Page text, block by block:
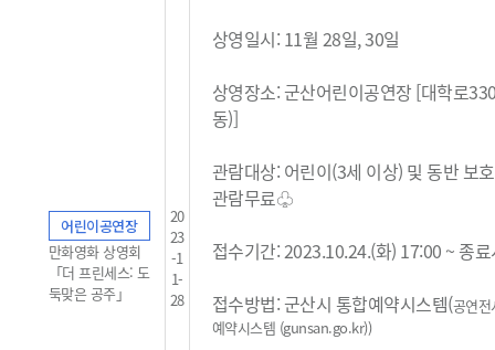
어린이공연장
만화영화 상영회
「더 프린세스: 도
둑맞은 공주」
20
23
-1
1-
28
상영일시: 11월 28일, 30일
상영장소: 군산어린이공연장 [대학로
동)]
관람대상: 어린이(3세 이상) 및 동반 보
관람무료♧
접수기간: 2023.10.24.(화) 17:00 ~ 종
접수방법: 군산시 통합예약시스템(공연
예약시스템 (gunsan.go.kr))